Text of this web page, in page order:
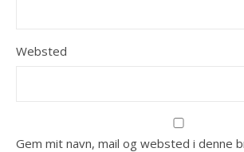
Websted
Gem mit navn, mail og websted i denne